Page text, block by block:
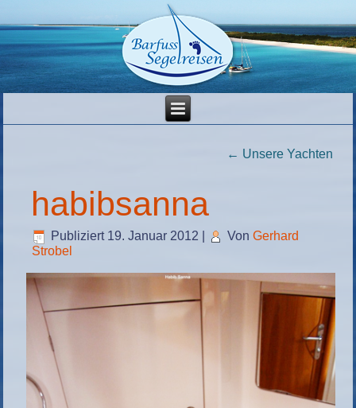
← Unsere Yachten
habibsanna
Publiziert 19. Januar 2012 Von Gerhard
Strobel